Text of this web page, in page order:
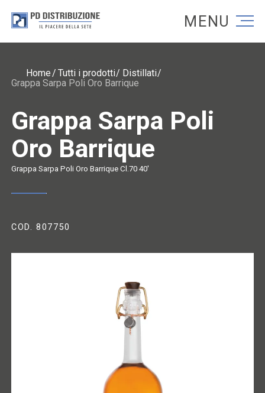
Torna alla homepage
Home Tutti i prodotti
Distillati
Grappa Sarpa Poli Oro Barrique
Grappa Sarpa Poli
Oro Barrique
Grappa Sarpa Poli Oro Barrique Cl.70 40'
COD. 807750